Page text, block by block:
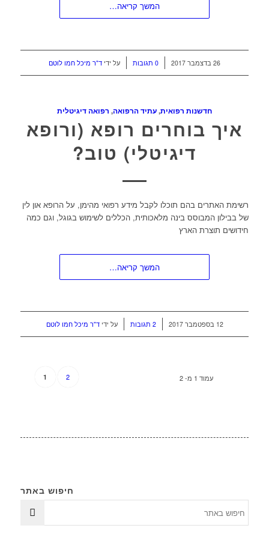
המשך קריאה…
26 בדצמבר 2017 / 0 תגובות על ידי ד"ר מיכל חמו לוטם
חדשנות רפואית,עתיד הרפואה, רפואה דיגיטלית
איך בוחרים רופא (ורופא
דיגיטלי) טוב?
רשימת האתרים בהם תוכלו לקבל מידע רפואי מהימן, על הרופא און לין
של בבילון המבוסס בינה מלאכותית, הכללים לשימוש בגוגל, וגם כמה
חידושים תוצרת הארץ
המשך קריאה…
12 בספטמבר 2017 / 2 תגובות על ידיד"ר מיכל חמו לוטם
עמוד 1 מ- 2 1 2
חיפוש באתר